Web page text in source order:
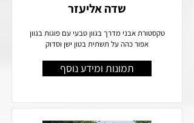
שדה אליעזר
טקסטורת אבני מדרך בגוון טבעי עם פוגות בגוון
אפור כהה על תשתית בטון ישן וסדוק
תמונות ומידע נוסף